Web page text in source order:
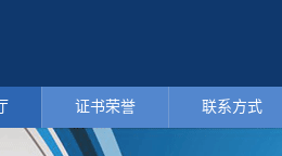
证书荣誉 联系方式